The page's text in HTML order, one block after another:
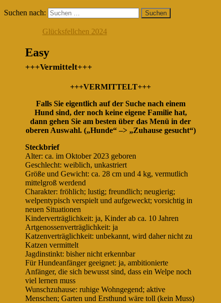
Suchen nach:
Glücksfellchen 2024
Easy
+++Vermittelt+++
+++VERMITTELT+++
Falls Sie eigentlich auf der Suche nach einem
Hund sind, der noch keine eigene Familie hat,
dann gehen Sie am besten über das Menü in der
oberen Auswahl. („Hunde“ –> „Zuhause gesucht“)
Steckbrief
Alter: ca. im Oktober 2023 geboren
Geschlecht: weiblich, unkastriert
Größe und Gewicht: ca. 28 cm und 4 kg, vermutlich
mittelgroß werdend
Charakter: fröhlich; lustig; freundlich; neugierig;
welpentypisch verspielt und aufgeweckt; vorsichtig in
neuen Situationen
Kinderverträglichkeit: ja, Kinder ab ca. 10 Jahren
Artgenossenverträglichkeit: ja
Katzenverträglichkeit: unbekannt, wird daher nicht zu
Katzen vermittelt
Jagdinstinkt: bisher nicht erkennbar
Für Hundeanfänger geeignet: ja, ambitionierte
Anfänger, die sich bewusst sind, dass ein Welpe noch
viel lernen muss
Wunschzuhause: ruhige Wohngegend; aktive
Menschen; Garten und Ersthund wäre toll (kein Muss)